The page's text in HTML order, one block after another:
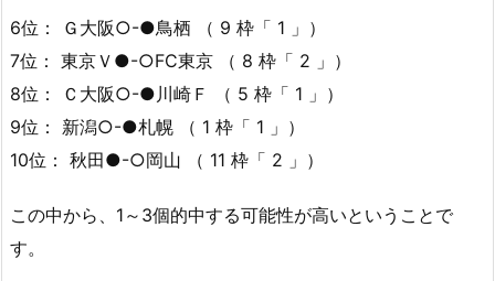
6位： Ｇ大阪○-●鳥栖 （ 9 枠「 1 」）
7位： 東京Ｖ●-○FC東京 （ 8 枠「 2 」）
8位： Ｃ大阪○-●川崎Ｆ （ 5 枠「 1 」）
9位： 新潟○-●札幌 （ 1 枠「 1 」）
10位： 秋田●-○岡山 （ 11 枠「 2 」）
この中から、1～3個的中する可能性が高いということで
す。